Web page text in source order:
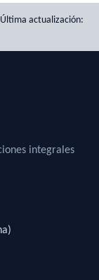
Última actualización:
integrales